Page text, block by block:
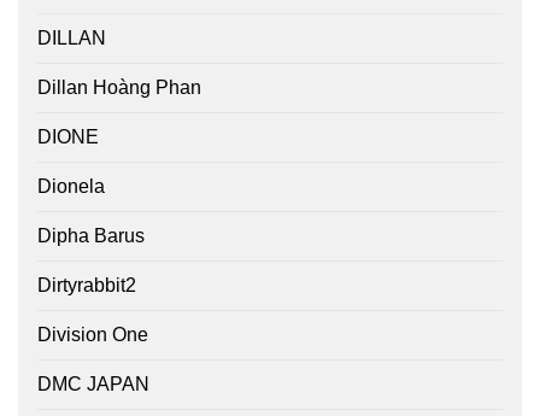
DILLAN
Dillan Hoàng Phan
DIONE
Dionela
Dipha Barus
Dirtyrabbit2
Division One
DMC JAPAN